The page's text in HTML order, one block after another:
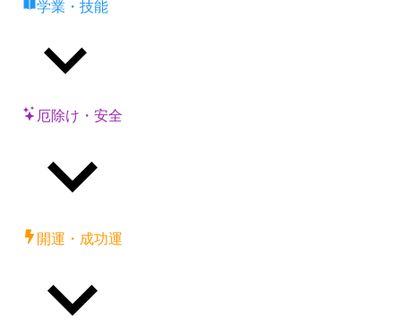
学業・技能
厄除け・安全
開運・成功運